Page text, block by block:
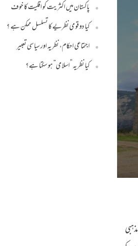
پاکستان میں اکثریت کو اقلیت کا خوف
کیا دو قومی نظریے کا تسلسل ممکن ہے ؟
اجتماعی احکام، نظریہ اور سیاسی تعبیر
کیا نظریہ ”اسلامی“ ہو سکتا ہے؟